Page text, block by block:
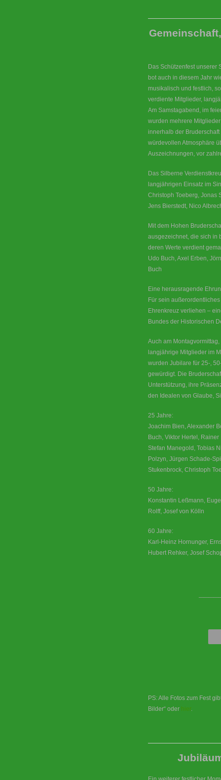
Das Schützenfest unserer
bot auch in diesem Jahr
musikalisch und festlich,
verdiente Mitglieder,
Am Samstagabend, im
wurden mehrere
innerhalb der
würdevollen Atmosphäre
Auszeichnungen, vor
Das Silberne
langjährigen Einsatz im
Christoph Toeberg, Jonas
Jens Bierstedt, Nico
Mit dem Hohen
ausgezeichnet, die sich in
deren Werte verdient
Udo Buch, Axel Erben,
Buch
Eine herausragende
Für sein
Ehrenkreuz verliehen –
Bundes der Historischen
Auch am
langjährige Mitglieder im
wurden Jubilare für 25-,
gewürdigt. Die
Unterstützung, ihre
den Idealen von Glaube,
25 Jahre:
Joachim Bien, Alexander
Buch, Viktor Hertel,
Stefan Manegold, Tobias
Polzyn, Jürgen Schade-
Stukenbrock, Christoph
50 Jahre:
Konstantin Leßmann,
Rolff, Josef von Kölln
60 Jahre:
Karl-Heinz Hornunger,
Hubert Rehker, Josef
PS: Alle Fotos zum Fest
Bilder“ oder hier.